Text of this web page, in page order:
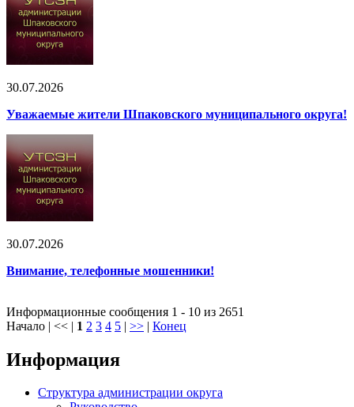
30.07.2026
Уважаемые жители Шпаковского муниципального округа!
30.07.2026
Внимание, телефонные мошенники!
Информационные сообщения 1 - 10 из 2651
Начало | << | 1 2 3 4 5 | >> | Конец
Информация
Структура администрации округа